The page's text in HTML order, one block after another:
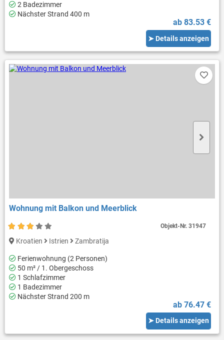
2 Badezimmer
Nächster Strand 400 m
ab 83.53 €
➤ Details anzeigen
Wohnung mit Balkon und Meerblick
Kroatien Istrien Zambratija
Ferienwohnung (2 Personen)
50 m² / 1. Obergeschoss
1 Schlafzimmer
1 Badezimmer
Nächster Strand 200 m
ab 76.47 €
➤ Details anzeigen
Objekt-Nr.31947